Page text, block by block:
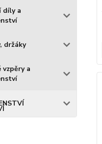
díly a
držáky
vzpěry a